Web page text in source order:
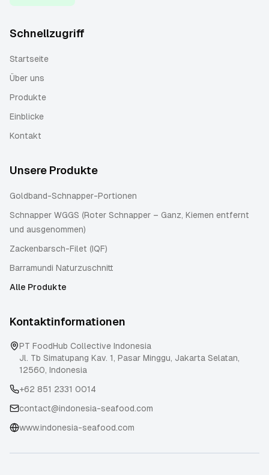
Schnellzugriff
Startseite
Über uns
Produkte
Einblicke
Kontakt
Unsere Produkte
Goldband-Schnapper-Portionen
Schnapper WGGS (Roter Schnapper – Ganz, Kiemen entfernt
und ausgenommen)
Zackenbarsch-Filet (IQF)
Barramundi Naturzuschnitt
Alle Produkte
Kontaktinformationen
PT FoodHub Collective Indonesia
Jl. Tb Simatupang Kav. 1, Pasar Minggu, Jakarta Selatan,
12560, Indonesia
+62 851 2331 0014
contact@indonesia-seafood.com
www.indonesia-seafood.com